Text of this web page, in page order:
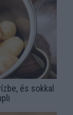
és sokkal